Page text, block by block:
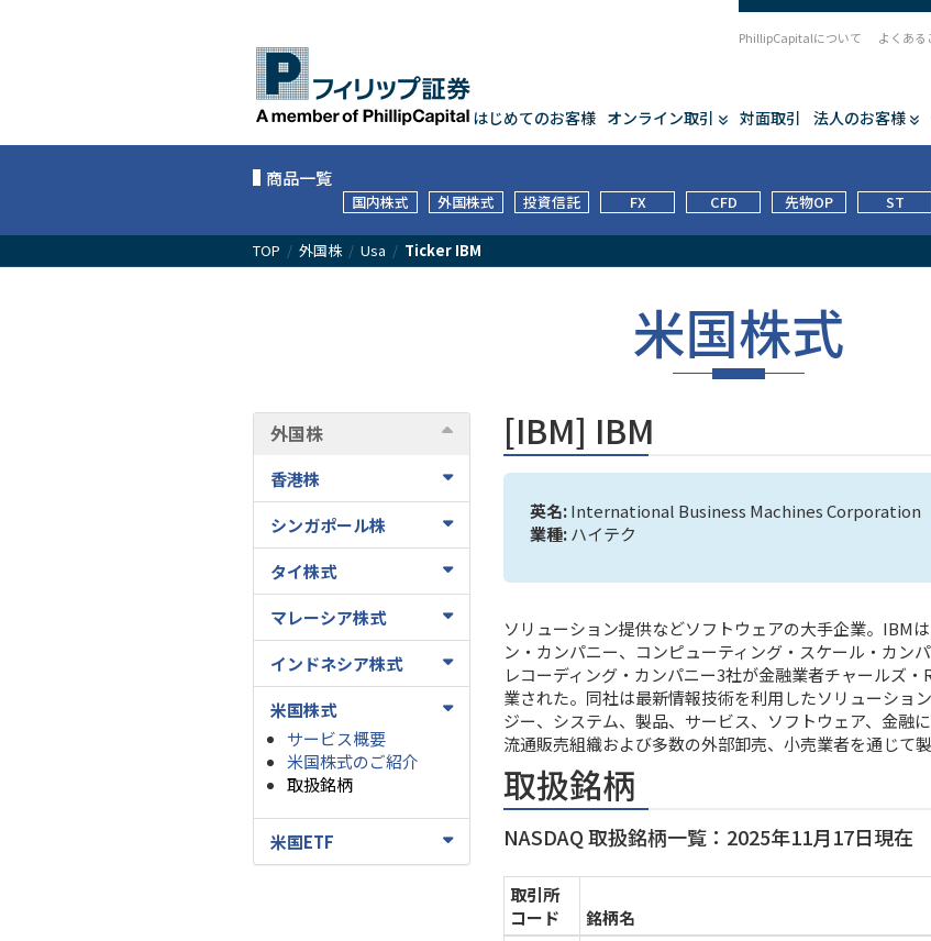
はじめてのお客様 オンライン取引 対面取引 法人のお客様
PhillipCapitalについて よくある
商品一覧
国内株式 外国株式 投資信託 FX CFD 先物OP ST
TOP / 外国株/ Usa / Ticker IBM
米国株式
外国株
香港株
シンガポール株
タイ株式
マレーシア株式
インドネシア株式
米国株式
サービス概要
米国株式のご紹介
取扱銘柄
米国ETF
[IBM] IBM
英名:International Business Machines Corporation
業種:ハイテク
ソリューション提供などソフトウェアの大手企業。IBM
ン・カンパニー、コンピューティング・スケール・カン
レコーディング・カンパニー3社が金融業者チャールズ
業された。同社は最新情報技術を利用したソリューショ
ジー、システム、製品、サービス、ソフトウェア、金融
流通販売組織および多数の外部卸売、小売業者を通じて製
取扱銘柄
NASDAQ 取扱銘柄一覧：2025年11月17日現在
取引所
コード
銘柄名